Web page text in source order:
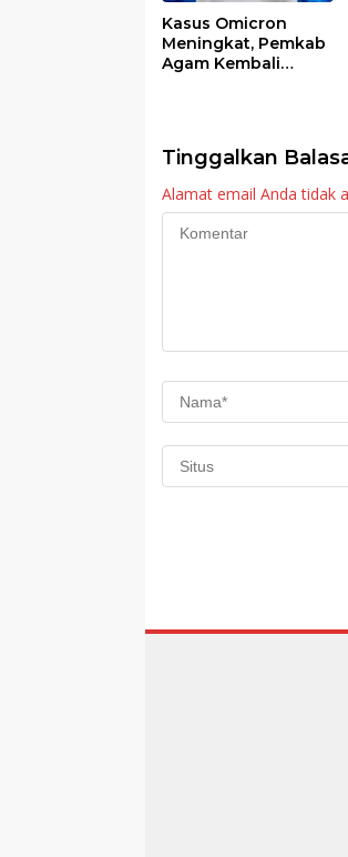
Kasus Omicron
Meningkat, Pemkab
Agam Kembali
Tinggalkan
Alamat email Anda tidak